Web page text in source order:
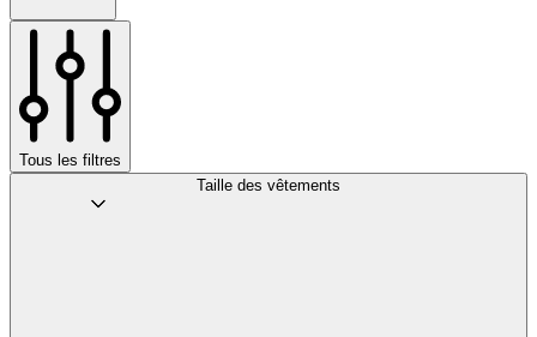
Tous les filtres
Taille des vêtements